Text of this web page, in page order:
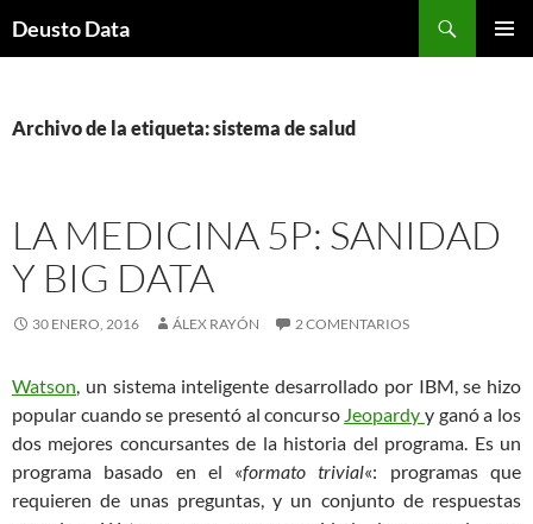
Deusto Data
Archivo de la etiqueta: sistema de salud
LA MEDICINA 5P: SANIDAD
Y BIG DATA
30 ENERO, 2016 ÁLEX RAYÓN 2 COMENTARIOS
Watson, un sistema inteligente desarrollado por IBM, se hizo
popular cuando se presentó al concurso Jeopardy y ganó a los
dos mejores concursantes de la historia del programa. Es un
programa basado en el «formato trivial«: programas que
requieren de unas preguntas, y un conjunto de respuestas